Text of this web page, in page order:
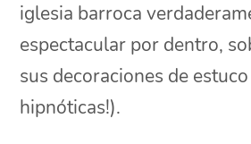
iglesia barroca
espectacular por dentro,
sus decoraciones de estuco
hipnóticas!).